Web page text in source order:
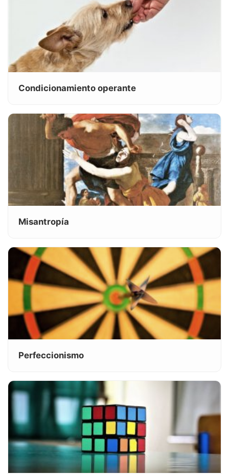
Condicionamiento operante
Misantropía
Perfeccionismo